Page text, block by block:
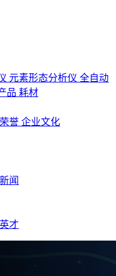
元素形态分析仪 全自动
品 耗材
誉 企业文化
闻
才